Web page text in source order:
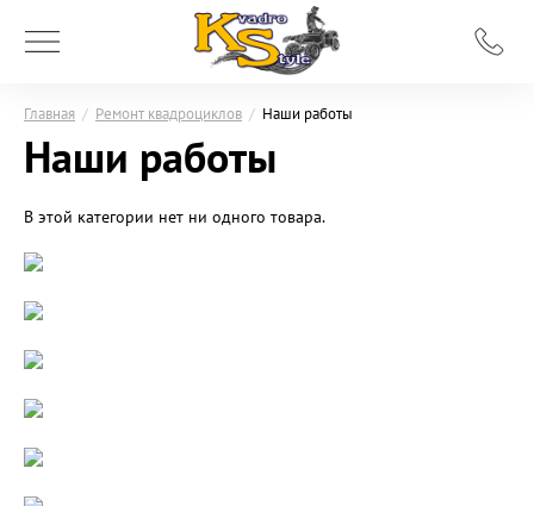
Главная / Ремонт квадроциклов / Наши работы
Наши работы
В этой категории нет ни одного товара.